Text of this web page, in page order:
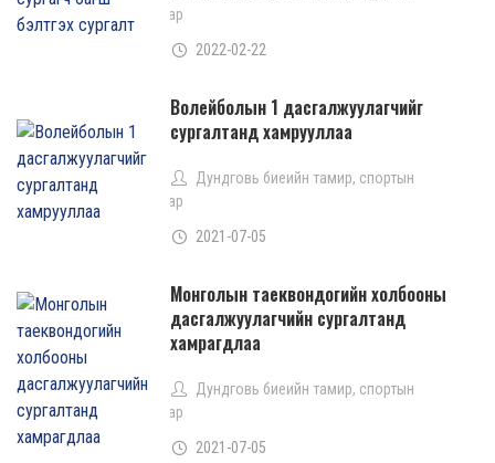
газар
2022-02-22
Волейболын 1 дасгалжуулагчийг
сургалтанд хамрууллаа
Дундговь биеийн тамир, спортын
газар
2021-07-05
Монголын таеквондогийн холбооны
дасгалжуулагчийн сургалтанд
хамрагдлаа
Дундговь биеийн тамир, спортын
газар
2021-07-05